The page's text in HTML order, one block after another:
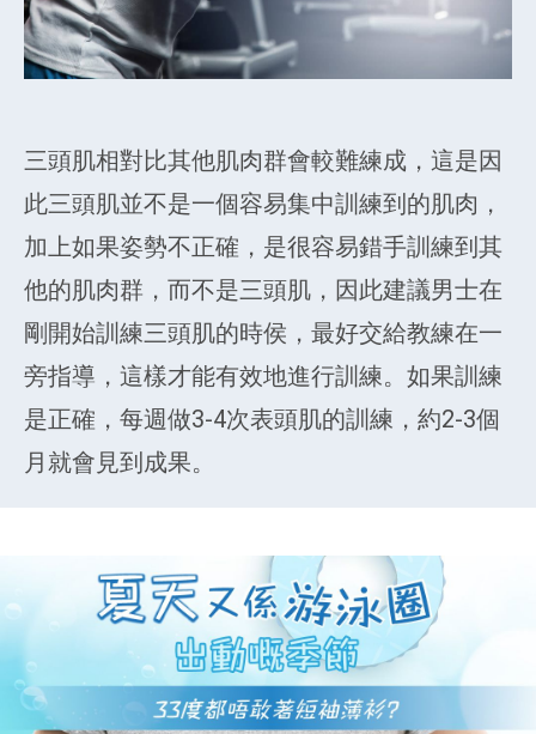
三頭肌相對比其他肌肉群會較難練成，這是因
此三頭肌並不是一個容易集中訓練到的肌肉，
加上如果姿勢不正確，是很容易錯手訓練到其
他的肌肉群，而不是三頭肌，因此建議男士在
剛開始訓練三頭肌的時侯，最好交給教練在一
旁指導，這樣才能有效地進行訓練。如果訓練
是正確，每週做3-4次表頭肌的訓練，約2-3個
月就會見到成果。